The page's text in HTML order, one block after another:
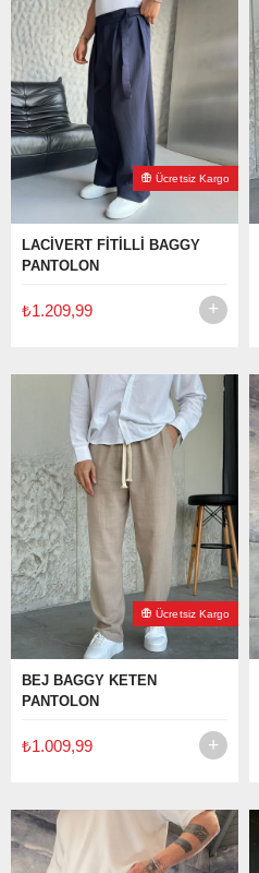
LACİVERT FİTİLLİ BAGGY
PANTOLON
₺1.209,99
Ücretsiz Kargo
BEJ BAGGY KETEN
PANTOLON
₺1.009,99
Ücretsiz Kargo